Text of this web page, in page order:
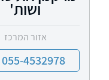
ושות'
אזור המרכז
055-4532978